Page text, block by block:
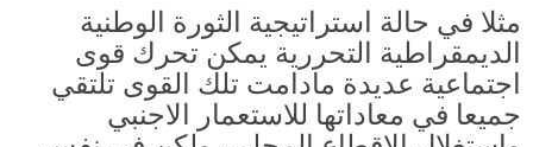
مثلا في حالة استراتيجية الثورة الوطنية
الديمقراطية التحررية يمكن تحرك قوى
اجتماعية عديدة مادامت تلك القوى تلتقي
جميعا في معاداتها للاستعمار الاجنبي